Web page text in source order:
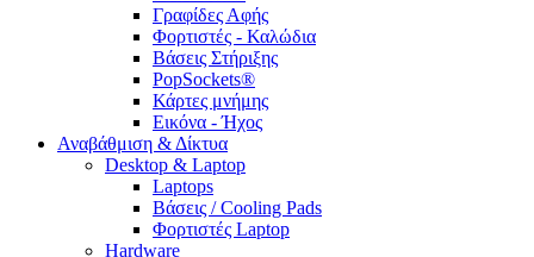
Γραφίδες Αφής
Φορτιστές - Καλώδια
Βάσεις Στήριξης
PopSockets®
Κάρτες μνήμης
Εικόνα - Ήχος
Αναβάθμιση & Δίκτυα
Desktop & Laptop
Laptops
Βάσεις / Cooling Pads
Φορτιστές Laptop
Hardware